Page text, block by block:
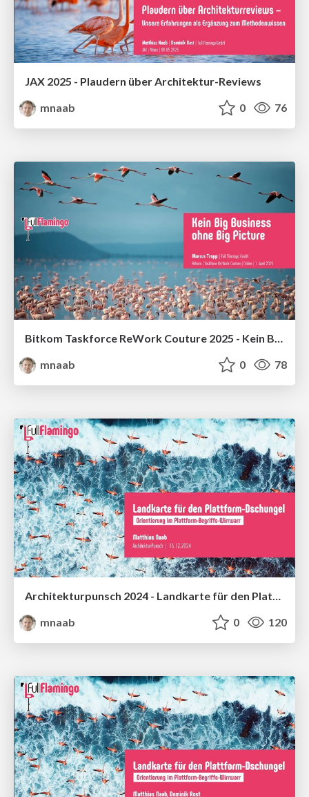
JAX 2025 - Plaudern über Architektur-Reviews
mnaab
0 76
Bitkom Taskforce ReWork Couture 2025 - Kein Big Business ohne Big Picture
mnaab
0 78
Architekturpunsch 2024 - Landkarte für den Plattformdschungel
mnaab
0 120